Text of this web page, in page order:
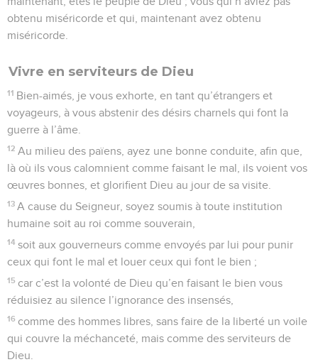
obtenu miséricorde et qui, maintenant avez obtenu
miséricorde.
Vivre en serviteurs de Dieu
11 Bien-aimés, je vous exhorte, en tant qu’étrangers et
voyageurs, à vous abstenir des désirs charnels qui font la
guerre à l’âme.
12 Au milieu des païens, ayez une bonne conduite, afin que,
là où ils vous calomnient comme faisant le mal, ils voient vos
œuvres bonnes, et glorifient Dieu au jour de sa visite.
13 A cause du Seigneur, soyez soumis à toute institution
humaine soit au roi comme souverain,
14 soit aux gouverneurs comme envoyés par lui pour punir
ceux qui font le mal et louer ceux qui font le bien ;
15 car c’est la volonté de Dieu qu’en faisant le bien vous
réduisiez au silence l’ignorance des insensés,
16 comme des hommes libres, sans faire de la liberté un voile
qui couvre la méchanceté, mais comme des serviteurs de
Dieu.